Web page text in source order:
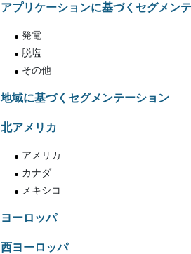
アプリケーションに基づくセグメン
発電
脱塩
その他
地域に基づくセグメンテーション
北アメリカ
アメリカ
カナダ
メキシコ
ヨーロッパ
西ヨーロッパ